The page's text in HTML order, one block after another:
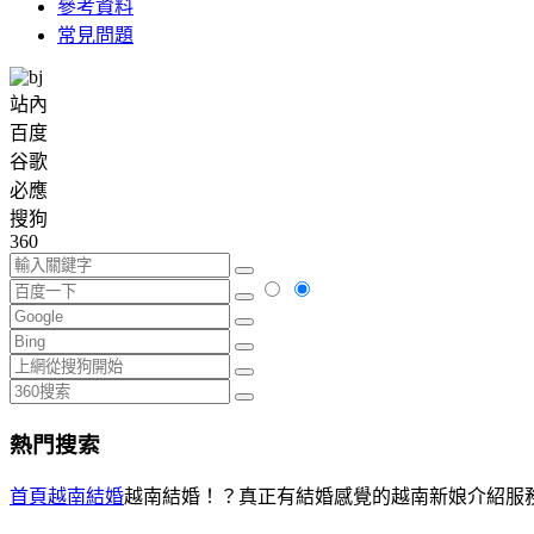
參考資料
常見問題
站內
百度
谷歌
必應
搜狗
360
熱門搜索
首頁越南結婚越南結婚！？真正有結婚感覺的越南新娘介紹服